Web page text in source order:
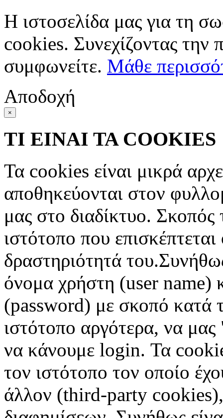
Η ιστοσελίδα μας για τη
cookies. Συνεχίζοντας την
συμφωνείτε. Μάθε
Αποδοχή
×
ΤΙ ΕΙΝΑΙ ΤΑ COOKIES
Τα cookies είναι μικρά
αποθηκεύονται στον
μας στο διαδίκτυο. Σκοπός
ιστότοπο που
δραστηριότητά
όνομα χρήστη (user name)
(password) με σκοπό κατά
ιστότοπο αργότερα, να μας
να κάνουμε login. Τα
τον ιστότοπο τον οποίο
άλλον (third-party